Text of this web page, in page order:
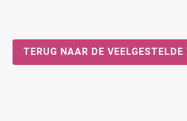
TERUG NAAR DE VEELGESTELDE